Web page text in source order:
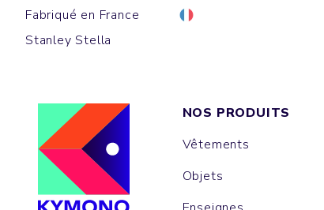
Fabriqué en France
Stanley Stella
NOS PRODUITS
Vêtements
Objets